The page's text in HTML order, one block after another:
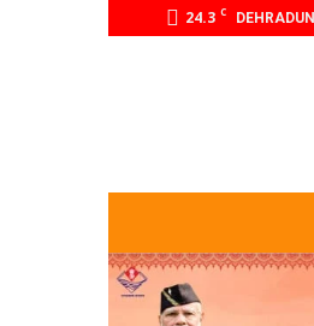
24.3 C DEHRADUN